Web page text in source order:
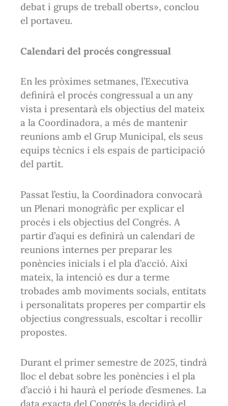
debat i grups de treball oberts», conclou
el portaveu.
Calendari del procés congressual
En les pròximes setmanes, l’Executiva
definirà el procés congressual a un any
vista i presentarà els objectius del mateix
a la Coordinadora, a més de mantenir
reunions amb el Grup Municipal, els seus
equips tècnics i els espais de participació
del partit.
Passat l’estiu, la Coordinadora convocarà
un Plenari monogràfic per explicar el
procés i els objectius del Congrés. A
partir d’aquí es definirà un calendari de
reunions internes per preparar les
ponències inicials i el pla d’acció. Així
mateix, la intenció es dur a terme
trobades amb moviments socials, entitats
i personalitats properes per compartir els
objectius congressuals, escoltar i recollir
propostes.
Durant el primer semestre de 2025, tindrà
lloc el debat sobre les ponències i el pla
d’acció i hi haurà el període d’esmenes. La